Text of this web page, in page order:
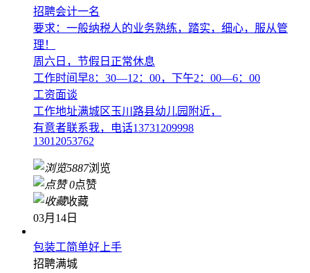
招聘会计一名
要求：一般纳税人的业务熟练，踏实，细心，服从管
理！
周六日，节假日正常休息
工作时间早8：30—12：00，下午2：00—6：00
工资面谈
工作地址满城区玉川路县幼儿园附近，
有意者联系我，电话13731209998
13012053762
5887浏览
0点赞
收藏
03月14日
包装工简单好上手
招聘满城